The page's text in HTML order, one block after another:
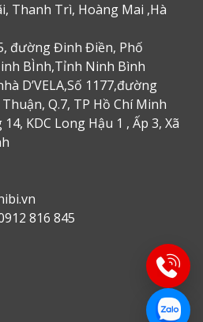
Thanh Trì, Hoàng Mai ,Hà
đường Đinh Điền, Phố
BÌnh,Tỉnh Ninh Bình
D’VELA,Số 1177,đường
Q.7, TP Hồ Chí Minh
KDC Long Hậu 1 , Ấp 3, Xã
816 845